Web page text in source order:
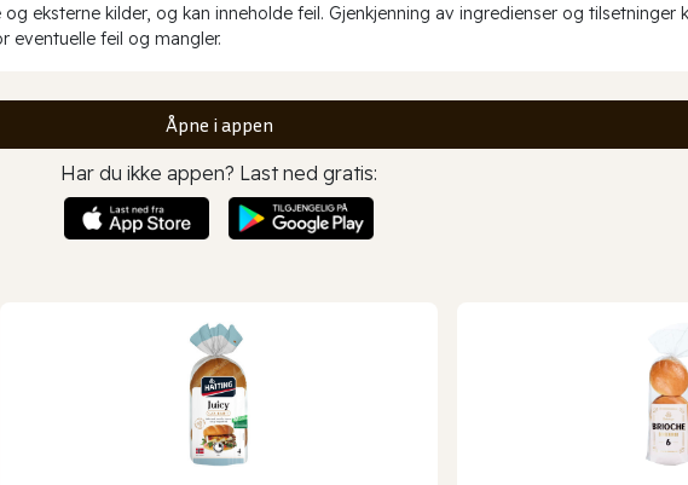
eksterne kilder, og kan inneholde feil. Gjenkjenning av ingredienser og tilsetninger
eventuelle feil og mangler.
Åpne i appen
Har du ikke appen? Last ned gratis: